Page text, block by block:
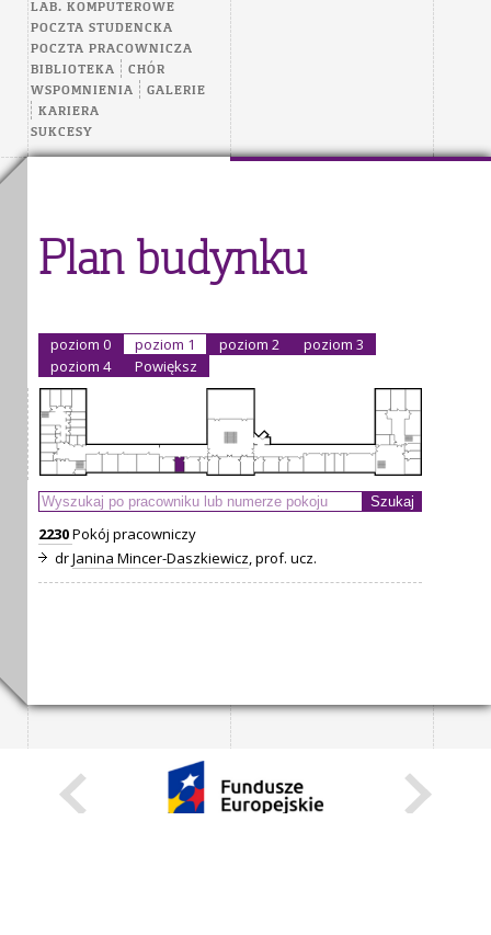
LAB. KOMPUTEROWE
POCZTA STUDENCKA
POCZTA PRACOWNICZA
BIBLIOTEKA
CHÓR
WSPOMNIENIA
GALERIE
KARIERA
SUKCESY
Plan budynku
poziom 0 poziom 1 poziom 2
poziom 3
poziom 4
Powiększ
2230Pokój pracowniczy
drJanina Mincer-Daszkiewicz, prof. ucz.